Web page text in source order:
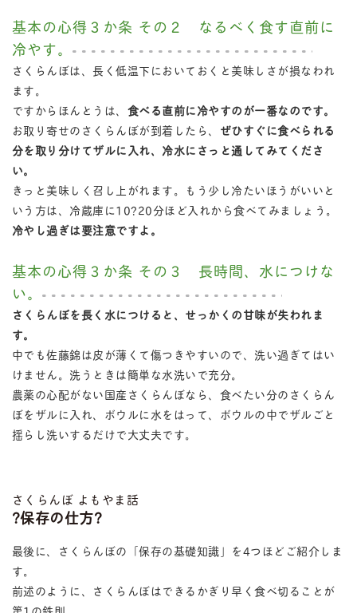
基本の心得３か条 その２ なるべく食す直前に
冷やす。
さくらんぼは、長く低温下においておくと美味しさが損なわれ
ます。
ですからほんとうは、 食べる直前に冷やすのが一番なのです。
お取り寄せのさくらんぼが到着したら、 ぜひすぐに食べられる
分を取り分けてザルに入れ、冷水にさっと通してみてくださ
い。
きっと美味しく召し上がれます。もう少し冷たいほうがいいと
いう方は、冷蔵庫に10?20分ほど入れから食べてみましょう。
冷やし過ぎは要注意ですよ。
基本の心得３か条 その３ 長時間、水につけな
い。
さくらんぼを長く水につけると、せっかくの甘味が失われま
す。
中でも佐藤錦は皮が薄くて傷つきやすいので、洗い過ぎてはい
けません。洗うときは簡単な水洗いで充分。
農薬の心配がない国産さくらんぼなら、食べたい分のさくらん
ぼをザルに入れ、ボウルに水をはって、ボウルの中でザルごと
揺らし洗いするだけで大丈夫です。
さくらんぼ よもやま話
?保存の仕方?
最後に、さくらんぼの「保存の基礎知識」を4つほどご紹介しま
す。
前述のように、さくらんぼはできるかぎり早く食べ切ることが